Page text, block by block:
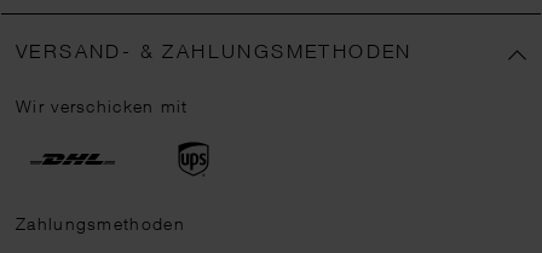
VERSAND- & ZAHLUNGSMETHODEN
Wir verschicken mit
Zahlungsmethoden